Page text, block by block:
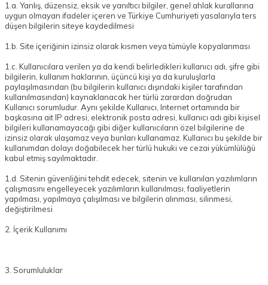
1.a. Yanlış, düzensiz, eksik ve yanıltıcı bilgiler, genel ahlak kurallarına
uygun olmayan ifadeler içeren ve Türkiye Cumhuriyeti yasalarıyla ters
düşen bilgilerin siteye kaydedilmesi
1.b. Site içeriğinin izinsiz olarak kısmen veya tümüyle kopyalanması
1.c. Kullanıcılara verilen ya da kendi belirledikleri kullanıcı adı, şifre gibi
bilgilerin, kullanım haklarının, üçüncü kişi ya da kuruluşlarla
paylaşılmasından (bu bilgilerin kullanıcı dışındaki kişiler tarafından
kullanılmasından) kaynaklanacak her türlü zarardan doğrudan
Kullanıcı sorumludur. Aynı şekilde Kullanıcı, Internet ortamında bir
başkasına ait IP adresi, elektronik posta adresi, kullanıcı adı gibi kişisel
bilgileri kullanamayacağı gibi diğer kullanıcıların özel bilgilerine de
izinsiz olarak ulaşamaz veya bunları kullanamaz. Kullanıcı bu şekilde bir
kullanımdan dolayı doğabilecek her türlü hukuki ve cezai yükümlülüğü
kabul etmiş sayılmaktadır.
1.d. Sitenin güvenliğini tehdit edecek, sitenin ve kullanılan yazılımların
çalışmasını engelleyecek yazılımların kullanılması, faaliyetlerin
yapılması, yapılmaya çalışılması ve bilgilerin alınması, silinmesi,
değiştirilmesi
2. İçerik Kullanımı
3. Sorumluluklar